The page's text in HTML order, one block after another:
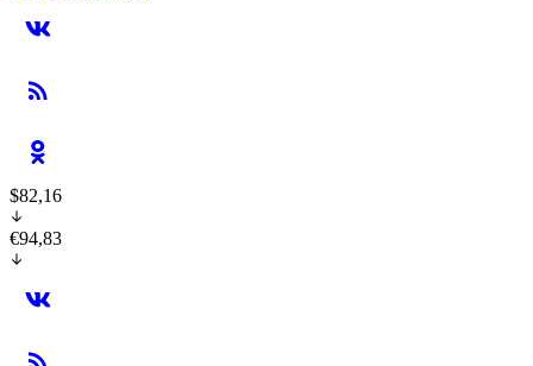
$82,16
€94,83